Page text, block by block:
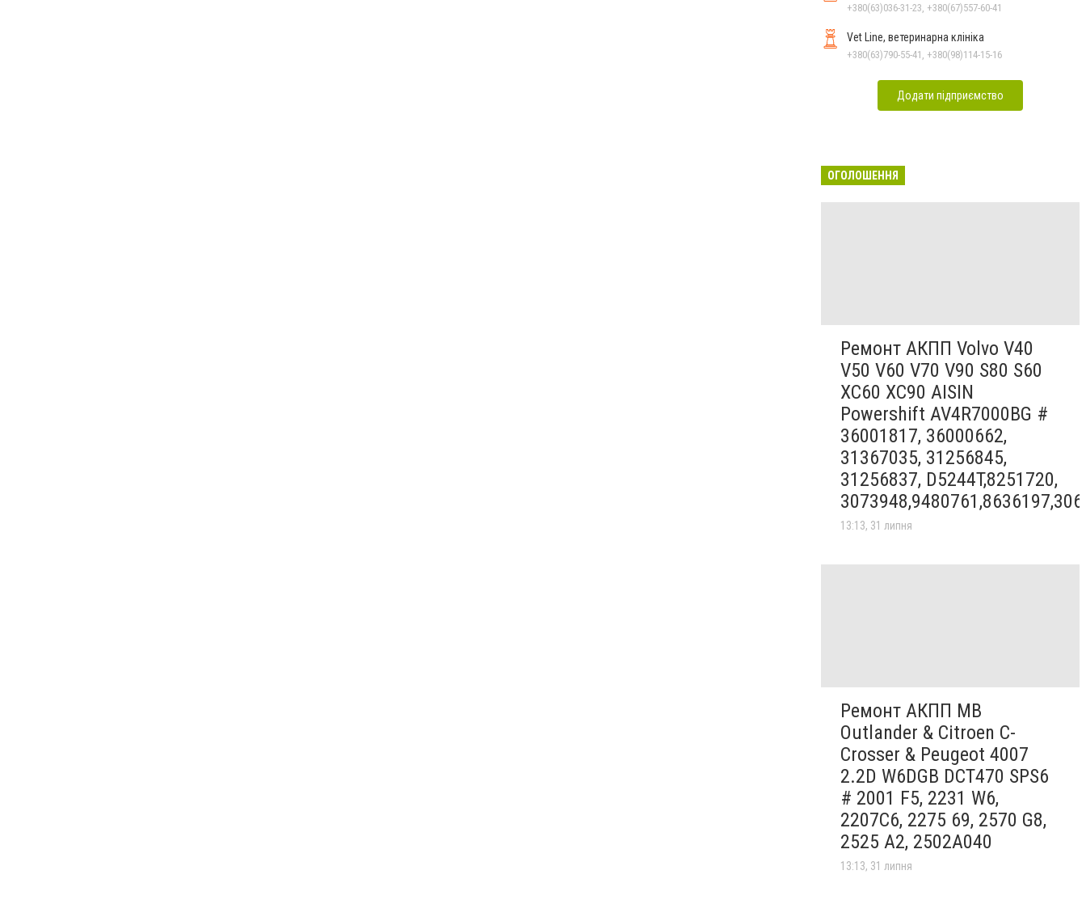
+380(63)036-31-23, +380(67)557-60-41
Vet Line, ветеринарна клініка
+380(63)790-55-41, +380(98)114-15-16
Додати підприємство
ОГОЛОШЕННЯ
Ремонт АКПП Volvo V40
V50 V60 V70 V90 S80 S60
XC60 XC90 AISIN
Powershift AV4R7000BG #
36001817, 36000662,
31367035, 31256845,
31256837, D5244T,8251720,
13:13, 31 липня
Ремонт АКПП MB
Outlander & Citroen C-
Crosser & Peugeot 4007
2.2D W6DGB DCT470 SPS6
# 2001 F5, 2231 W6,
2207C6, 2275 69, 2570 G8,
2525 A2, 2502A040
13:13, 31 липня